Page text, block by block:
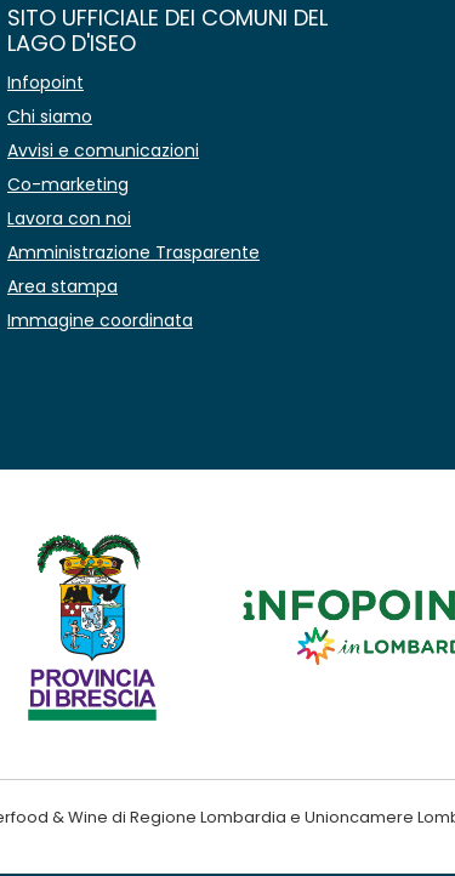
SITO UFFICIALE DEI COMUNI DEL
LAGO D'ISEO
Infopoint
Chi siamo
Avvisi e comunicazioni
Co-marketing
Lavora con noi
Amministrazione Trasparente
Area stampa
Immagine coordinata
& Wine di Regione Lombardia e Unioncamere